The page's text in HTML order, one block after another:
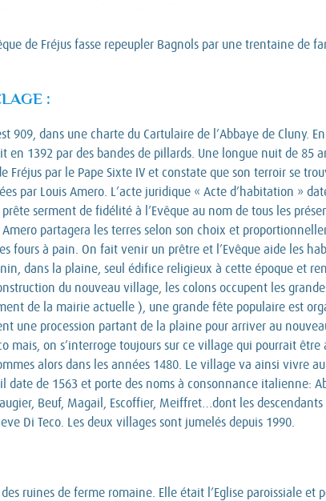
de Fréjus fasse repeupler Bagnols par une trentaine de
:
dans une charte du Cartulaire de l’Abbaye de Cluny.
en 1392 par des bandes de pillards. Une longue nuit de 85
par le Pape Sixte IV et constate que son terroir se
par Louis Amero. L’acte juridique « Acte d’habitation »
serment de fidélité à l’Evêque au nom de tous les
partagera les terres selon son choix et
fours à pain. On fait venir un prêtre et l’Evêque aide les
dans la plaine, seul édifice religieux à cette époque et
du nouveau village, les colons occupent les
de la mairie actuelle ), une grande fête populaire est
une procession partant de la plaine pour arriver au
mais, on s’interroge toujours sur ce village qui pourrait
alors dans les années 1480. Le village va ainsi vivre
date de 1563 et porte des noms à consonnance italienne:
Beuf, Magail, Escoffier, Meiffret…dont les
Di Teco. Les deux villages sont jumelés depuis 1990.
ruines de ferme romaine. Elle était l’Eglise paroissiale et